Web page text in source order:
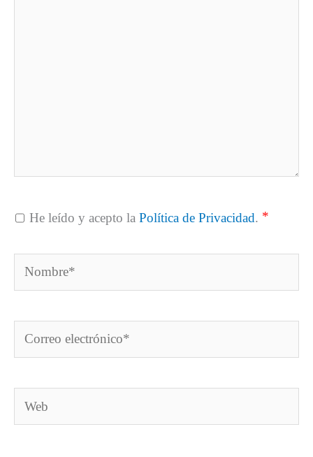
He leído y acepto la Política de Privacidad. *
Nombre*
Correo
electrónico*
Web